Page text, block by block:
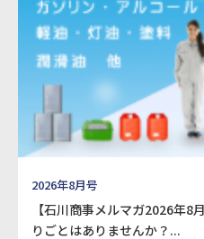
2026年8月号
【石川商事メルマガ2026年8
りごとはありませんか？...